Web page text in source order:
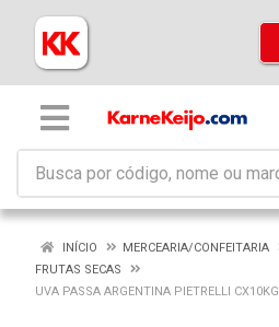
INÍCIO
MERCEARIA/CONFEITARIA
FRUTAS SECAS
UVA PASSA ARGENTINA PIETRELLI CX10KG